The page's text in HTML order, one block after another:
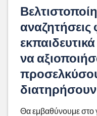
να
διατηρήσουν
Θα εμβαθύνουμε στο